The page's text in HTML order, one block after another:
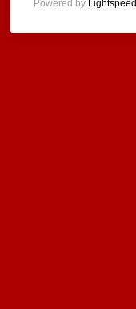
Powered by Lightspeed